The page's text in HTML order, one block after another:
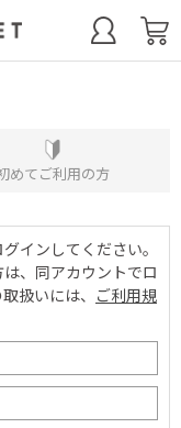
めてご利用の方
インしてください。
、同アカウントでロ
扱いには、 ご利用規